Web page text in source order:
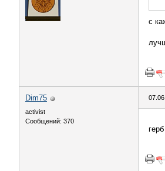
с
Dim75
activist
Сообщений: 370